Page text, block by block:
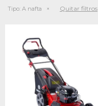
Tipo: A nafta Quitar filtros